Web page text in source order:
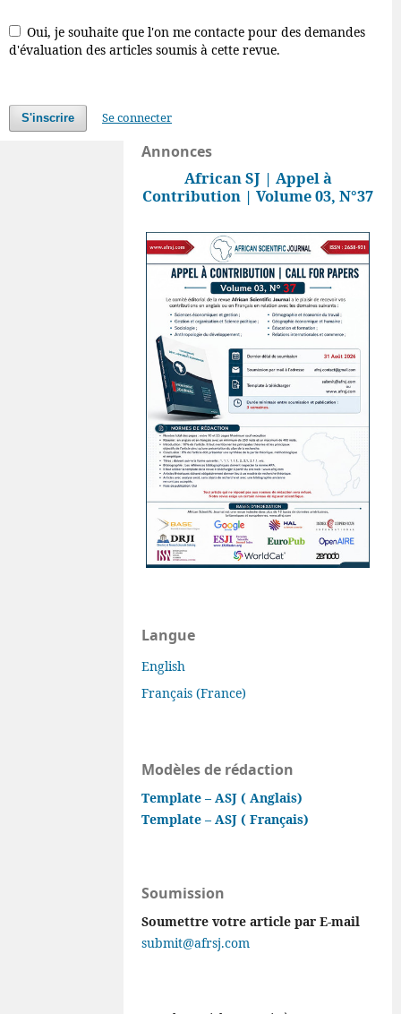
Oui, je souhaite que l'on me contacte pour des demandes
d'évaluation des articles soumis à cette revue.
S'inscrire Se connecter
Annonces
African SJ | Appel à
Contribution | Volume 03, N°37
Langue
English
Français (France)
Modèles de rédaction
Template – ASJ ( Anglais)
Template – ASJ ( Français)
Soumission
Soumettre votre article par E-mail
submit@afrsj.com